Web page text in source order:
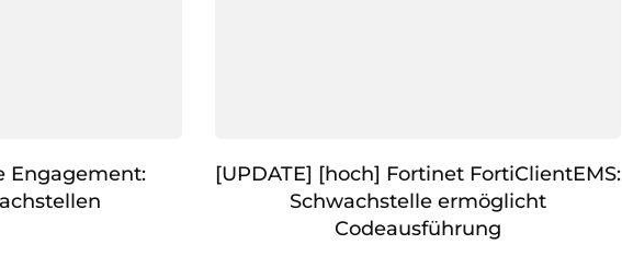
Engagement:
[UPDATE] [hoch] Fortinet FortiClientEMS:
Schwachstelle ermöglicht
Codeausführung